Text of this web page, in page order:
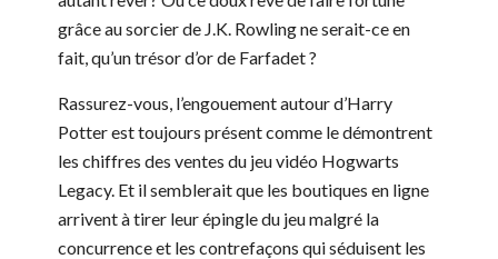
grâce au sorcier de J.K. Rowling ne serait-ce en
fait, qu’un trésor d’or de Farfadet ?
Rassurez-vous, l’engouement autour d’Harry
Potter est toujours présent comme le démontrent
les chiffres des ventes du jeu vidéo Hogwarts
Legacy. Et il semblerait que les boutiques en ligne
arrivent à tirer leur épingle du jeu malgré la
concurrence et les contrefaçons qui séduisent les